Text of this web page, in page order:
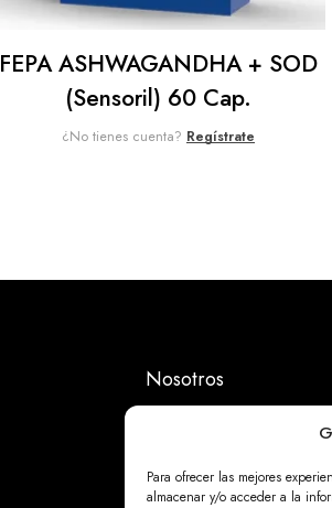
Para ofrecer las mejores
almacenar y/o acceder a la
FEPA ASHWAGANDHA + SOD
(Sensoril) 60 Cap.
¿No tienes cuenta? Regístrate
Nosotros
Calidad